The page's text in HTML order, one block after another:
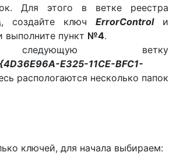
Для этого в ветке реестра
, создайте ключ ErrorControlи
выполните пункт №4.
ветку
E325-11CE-BFC1-
распологаются несколько папок
ключей, для начала выбираем: